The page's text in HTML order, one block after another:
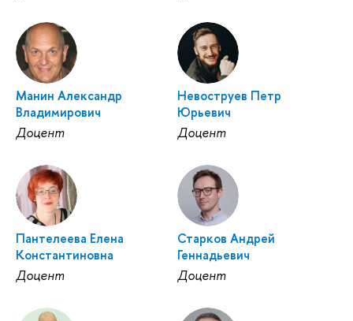
Манин Александр
Владимирович
Доцент
Невоструев Петр
Юрьевич
Доцент
Пантелеева Елена
Константиновна
Доцент
Старков Андрей
Геннадьевич
Доцент